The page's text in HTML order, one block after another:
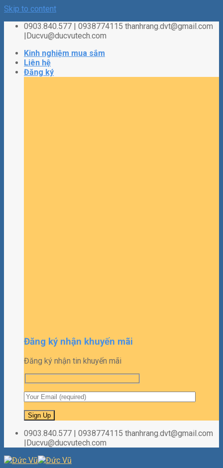
Skip to content
0903.840.577 | 0938774115 thanhrang.dvt@gmail.com
|Ducvu@ducvutech.com
Kinh nghiệm mua sắm
Liên hệ
Đăng ký
Đăng ký nhận khuyến mãi
Đăng ký nhận tin khuyến mãi
0903.840.577 | 0938774115 thanhrang.dvt@gmail.com
|Ducvu@ducvutech.com